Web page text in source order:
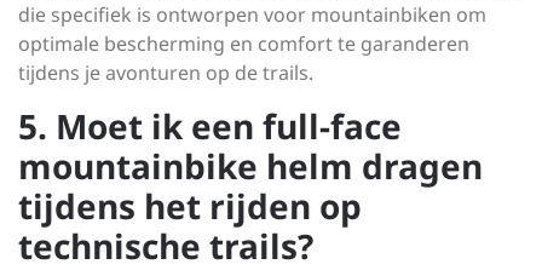
die specifiek is ontworpen voor mountainbiken om
optimale bescherming en comfort te garanderen
tijdens je avonturen op de trails.
5. Moet ik een full-face
mountainbike helm dragen
tijdens het rijden op
technische trails?